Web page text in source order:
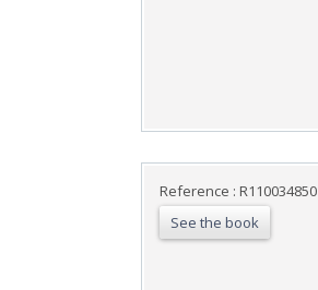
Reference : R110034850
See the book